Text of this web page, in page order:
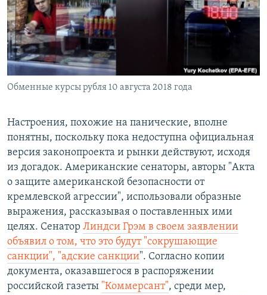
Обменные курсы рубля 10 августа 2018 года
Настроения, похожие на панические, вполне
понятны, поскольку пока недоступна официальная
версия законопроекта и рынки действуют, исходя
из догадок. Американские сенаторы, авторы "Акта
о защите американской безопасности от
кремлевской агрессии", использовали образные
выражения, рассказывая о поставленных ими
целях. Сенатор Линдси Грэм в своем заявлении
объявил о том, что это будут "сокрушающие
санкции", "адские санкции". Согласно копии
документа, оказавшегося в распоряжении
российской газеты "Коммерсант", среди мер,